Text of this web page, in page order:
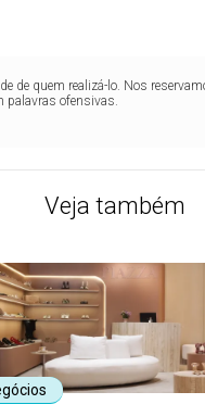
de quem realizá-lo. Nos
palavras ofensivas.
Veja também